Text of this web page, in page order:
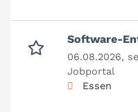
Software-
06.08.2026,
Jobportal
Essen